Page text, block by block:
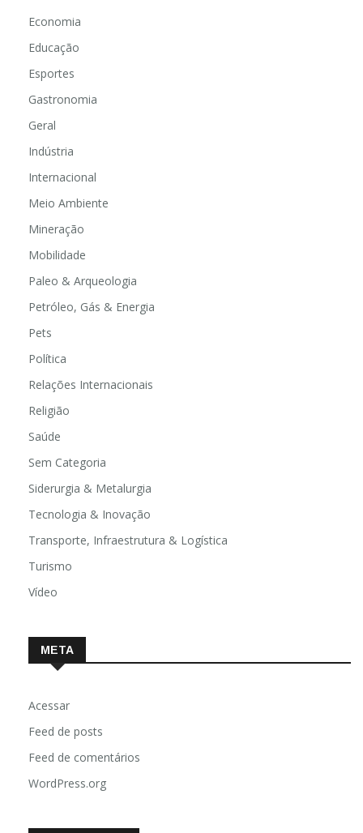
Economia
Educação
Esportes
Gastronomia
Geral
Indústria
Internacional
Meio Ambiente
Mineração
Mobilidade
Paleo & Arqueologia
Petróleo, Gás & Energia
Pets
Política
Relações Internacionais
Religião
Saúde
Sem Categoria
Siderurgia & Metalurgia
Tecnologia & Inovação
Transporte, Infraestrutura & Logística
Turismo
Vídeo
META
Acessar
Feed de posts
Feed de comentários
WordPress.org